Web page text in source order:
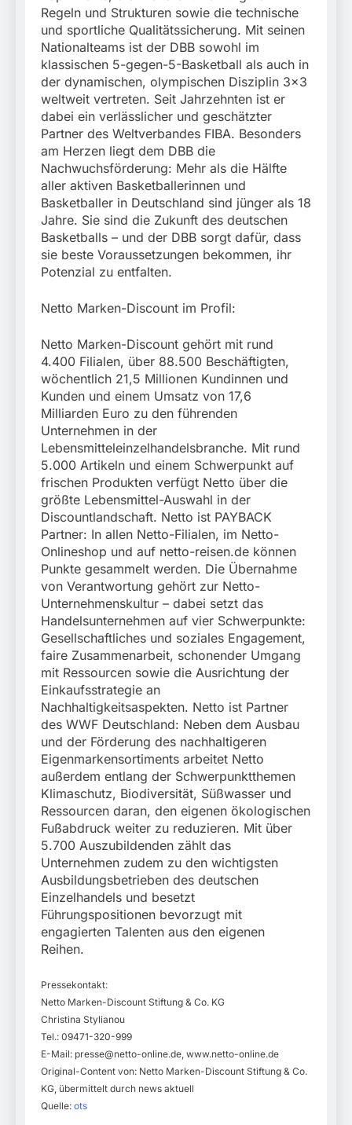
Regeln und Strukturen sowie die technische
und sportliche Qualitätssicherung. Mit seinen
Nationalteams ist der DBB sowohl im
klassischen 5-gegen-5-Basketball als auch in
der dynamischen, olympischen Disziplin 3×3
weltweit vertreten. Seit Jahrzehnten ist er
dabei ein verlässlicher und geschätzter
Partner des Weltverbandes FIBA. Besonders
am Herzen liegt dem DBB die
Nachwuchsförderung: Mehr als die Hälfte
aller aktiven Basketballerinnen und
Basketballer in Deutschland sind jünger als 18
Jahre. Sie sind die Zukunft des deutschen
Basketballs – und der DBB sorgt dafür, dass
sie beste Voraussetzungen bekommen, ihr
Potenzial zu entfalten.
Netto Marken-Discount im Profil:
Netto Marken-Discount gehört mit rund
4.400 Filialen, über 88.500 Beschäftigten,
wöchentlich 21,5 Millionen Kundinnen und
Kunden und einem Umsatz von 17,6
Milliarden Euro zu den führenden
Unternehmen in der
Lebensmitteleinzelhandelsbranche. Mit rund
5.000 Artikeln und einem Schwerpunkt auf
frischen Produkten verfügt Netto über die
größte Lebensmittel-Auswahl in der
Discountlandschaft. Netto ist PAYBACK
Partner: In allen Netto-Filialen, im Netto-
Onlineshop und auf netto-reisen.de können
Punkte gesammelt werden. Die Übernahme
von Verantwortung gehört zur Netto-
Unternehmenskultur – dabei setzt das
Handelsunternehmen auf vier Schwerpunkte:
Gesellschaftliches und soziales Engagement,
faire Zusammenarbeit, schonender Umgang
mit Ressourcen sowie die Ausrichtung der
Einkaufsstrategie an
Nachhaltigkeitsaspekten. Netto ist Partner
des WWF Deutschland: Neben dem Ausbau
und der Förderung des nachhaltigeren
Eigenmarkensortiments arbeitet Netto
außerdem entlang der Schwerpunktthemen
Klimaschutz, Biodiversität, Süßwasser und
Ressourcen daran, den eigenen ökologischen
Fußabdruck weiter zu reduzieren. Mit über
5.700 Auszubildenden zählt das
Unternehmen zudem zu den wichtigsten
Ausbildungsbetrieben des deutschen
Einzelhandels und besetzt
Führungspositionen bevorzugt mit
engagierten Talenten aus den eigenen
Reihen.
Pressekontakt:
Netto Marken-Discount Stiftung & Co. KG
Christina Stylianou
Tel.: 09471-320-999
E-Mail: presse@netto-online.de, www.netto-online.de
Original-Content von: Netto Marken-Discount Stiftung & Co.
KG, übermittelt durch news aktuell
Quelle: ots